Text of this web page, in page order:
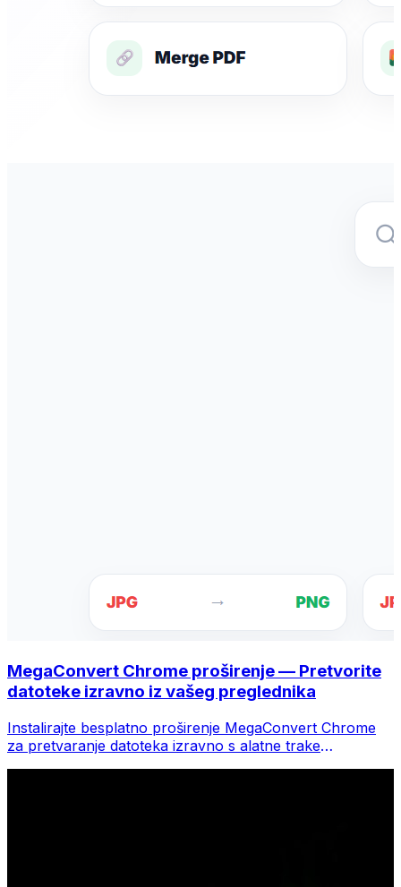
MegaConvert Chrome proširenje — Pretvorite
datoteke izravno iz vašeg preglednika
Instalirajte besplatno proširenje MegaConvert Chrome
za pretvaranje datoteka izravno s alatne trake